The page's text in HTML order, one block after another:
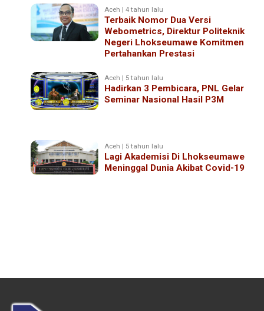
Aceh | 4 tahun lalu
Terbaik Nomor Dua Versi
Webometrics, Direktur Politeknik
Negeri Lhokseumawe Komitmen
Pertahankan Prestasi
Aceh | 5 tahun lalu
Hadirkan 3 Pembicara, PNL Gelar
Seminar Nasional Hasil P3M
Aceh | 5 tahun lalu
Lagi Akademisi Di Lhokseumawe
Meninggal Dunia Akibat Covid-19